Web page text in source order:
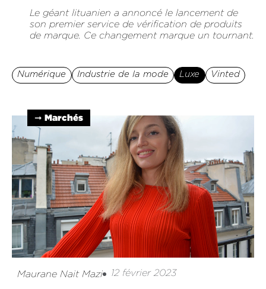
Le géant lituanien a annoncé le lancement de
son premier service de vérification de produits
de marque. Ce changement marque un tournant.
Numérique Industrie de la mode Luxe Vinted
➞ Marchés
Maurane Nait Mazi 12 février 2023